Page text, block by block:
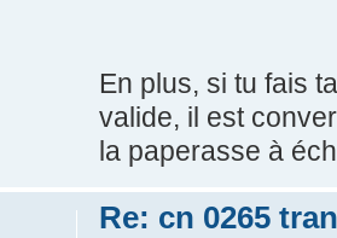
En plus, si tu fais
valide, il est
la paperasse à
Re: cn 0265